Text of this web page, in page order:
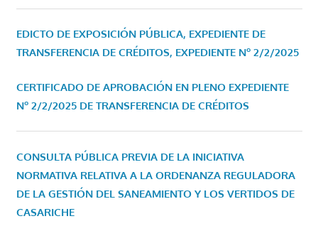
EDICTO DE EXPOSICIÓN PÚBLICA, EXPEDIENTE DE
TRANSFERENCIA DE CRÉDITOS, EXPEDIENTE Nº 2/2/2025
CERTIFICADO DE APROBACIÓN EN PLENO EXPEDIENTE
Nº 2/2/2025 DE TRANSFERENCIA DE CRÉDITOS
CONSULTA PÚBLICA PREVIA DE LA INICIATIVA
NORMATIVA RELATIVA A LA ORDENANZA REGULADORA
DE LA GESTIÓN DEL SANEAMIENTO Y LOS VERTIDOS DE
CASARICHE